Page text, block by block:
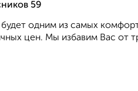
59
одним из самых
цен. Мы избавим Вас от